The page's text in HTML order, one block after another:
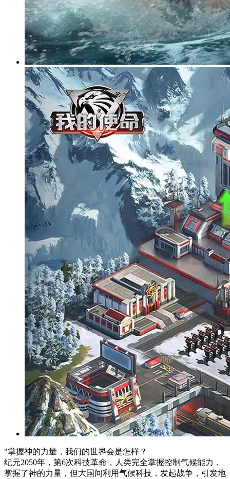
"掌握神的力量，我们的世界会是怎样？
纪元2050年，第6次科技革命，人类完全掌握控制气候能力，
掌握了神的力量，但大国间利用气候科技，发起战争，引发地